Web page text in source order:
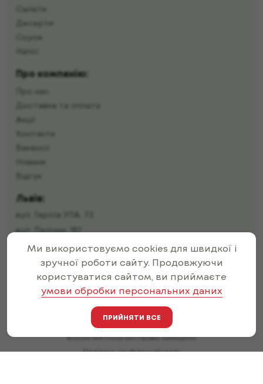
Салати
Напої
Про компанію:
Про нас
Доставка та оплата
Контакти
Вакансії
Новини
Львів:
вул. Героїв УПА, 73
вул. Пасічна, 181
вул. Івана Пулюя, 12
вул. Малоголосківська, 32г
вул. Івана Франка, 71
вул. Залізнична, 19
вул. Тернопільська, 46
Ми використовуємо cookies для швидкої і
зручної роботи сайту. Продовжуючи
користуватися сайтом, ви приймаєте
умови обробки персональних даних
ПРИЙНЯТИ ВСЕ